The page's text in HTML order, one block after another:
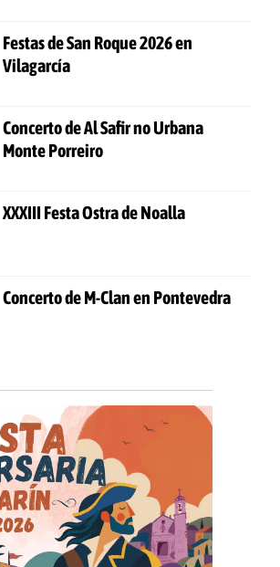
Festas de San Roque 2026 en
Vilagarcía
Concerto de Al Safir no Urbana
Monte Porreiro
XXXIII Festa Ostra de Noalla
Concerto de M-Clan en Pontevedra